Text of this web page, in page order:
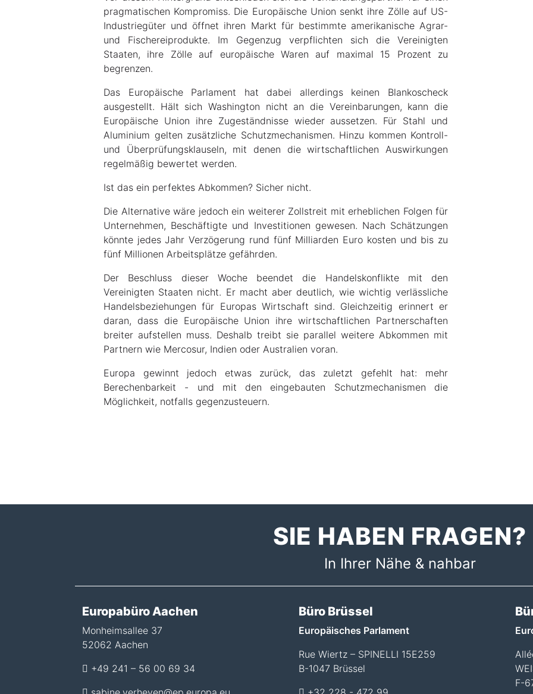
pragmatischen Kompromiss. Die Europäische Union senkt ihre Zölle auf US-
Industriegüter und öffnet ihren Markt für bestimmte amerikanische Agrar-
und Fischereiprodukte. Im Gegenzug verpflichten sich die Vereinigten
Staaten, ihre Zölle auf europäische Waren auf maximal 15 Prozent zu
begrenzen.
Das Europäische Parlament hat dabei allerdings keinen Blankoscheck
ausgestellt. Hält sich Washington nicht an die Vereinbarungen, kann die
Europäische Union ihre Zugeständnisse wieder aussetzen. Für Stahl und
Aluminium gelten zusätzliche Schutzmechanismen. Hinzu kommen Kontroll-
und Überprüfungsklauseln, mit denen die wirtschaftlichen Auswirkungen
regelmäßig bewertet werden.
Ist das ein perfektes Abkommen? Sicher nicht.
Die Alternative wäre jedoch ein weiterer Zollstreit mit erheblichen Folgen für
Unternehmen, Beschäftigte und Investitionen gewesen. Nach Schätzungen
könnte jedes Jahr Verzögerung rund fünf Milliarden Euro kosten und bis zu
fünf Millionen Arbeitsplätze gefährden.
Der Beschluss dieser Woche beendet die Handelskonflikte mit den
Vereinigten Staaten nicht. Er macht aber deutlich, wie wichtig verlässliche
Handelsbeziehungen für Europas Wirtschaft sind. Gleichzeitig erinnert er
daran, dass die Europäische Union ihre wirtschaftlichen Partnerschaften
breiter aufstellen muss. Deshalb treibt sie parallel weitere Abkommen mit
Partnern wie Mercosur, Indien oder Australien voran.
Europa gewinnt jedoch etwas zurück, das zuletzt gefehlt hat: mehr
Berechenbarkeit - und mit den eingebauten Schutzmechanismen die
Möglichkeit, notfalls gegenzusteuern.
SIE HABEN FRAGEN?
In Ihrer Nähe & nahbar
Europabüro Aachen
Monheimsallee 37
52062 Aachen
+49 241 – 56 00 69 34
Büro Brüssel
Europäisches Parlament
Rue Wiertz – SPINELLI 15E259
B-1047 Brüssel
F-